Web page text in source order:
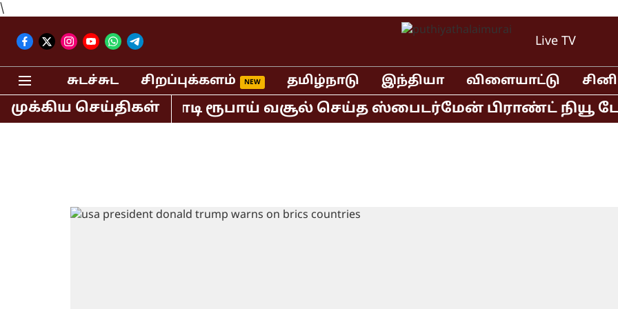
\
Live TV
சுடச்சுட சிறப்புக்களம் தமிழ்நாடு இந்தியா விளையாட்டு
முக்கிய செய்திகள்
மட்டும் 400 கோடி ரூபாய் வசூல் செய்த ஸ்பைடர்மேன் பிராண்ட் நியூ டே